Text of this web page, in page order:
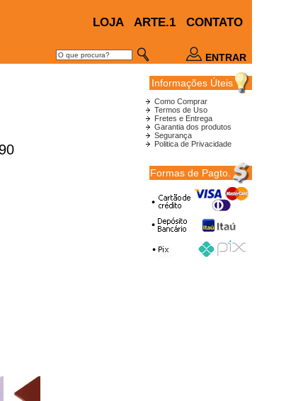
LOJA ARTE.1 CONTATO
ENTRAR
Informações Úteis
Como Comprar
Termos de Uso
Fretes e Entrega
Garantia dos produtos
Segurança
Politica de Privacidade
Formas de Pagto.